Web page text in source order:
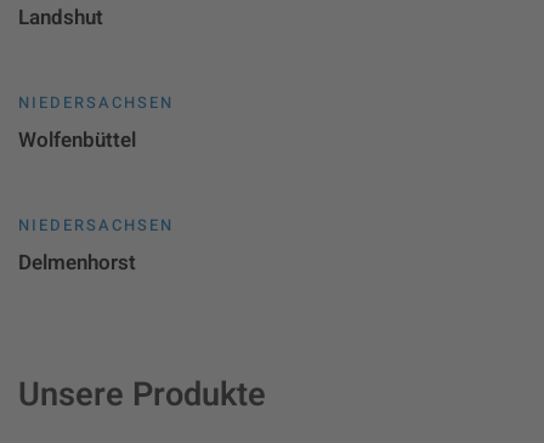
Landshut
NIEDERSACHSEN
Wolfenbüttel
NIEDERSACHSEN
Delmenhorst
Unsere Produkte